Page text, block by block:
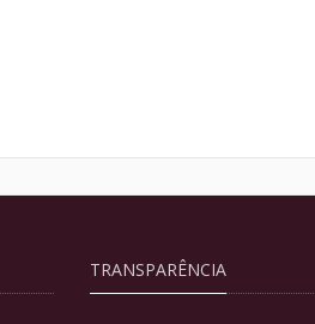
TRANSPARÊNCIA